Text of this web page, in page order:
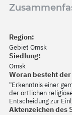
Region:
Gebiet Omsk
Siedlung:
Omsk
Woran besteht
"Erkenntnis einer
der örtlichen
Entscheidung zur
Aktenzeichen des